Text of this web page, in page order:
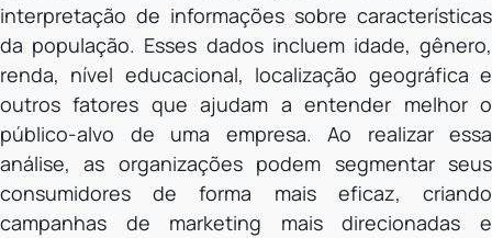
interpretação de informações sobre características
da população. Esses dados incluem idade, gênero,
renda, nível educacional, localização geográfica e
outros fatores que ajudam a entender melhor o
público-alvo de uma empresa. Ao realizar essa
análise, as organizações podem segmentar seus
consumidores de forma mais eficaz, criando
campanhas de marketing mais direcionadas e